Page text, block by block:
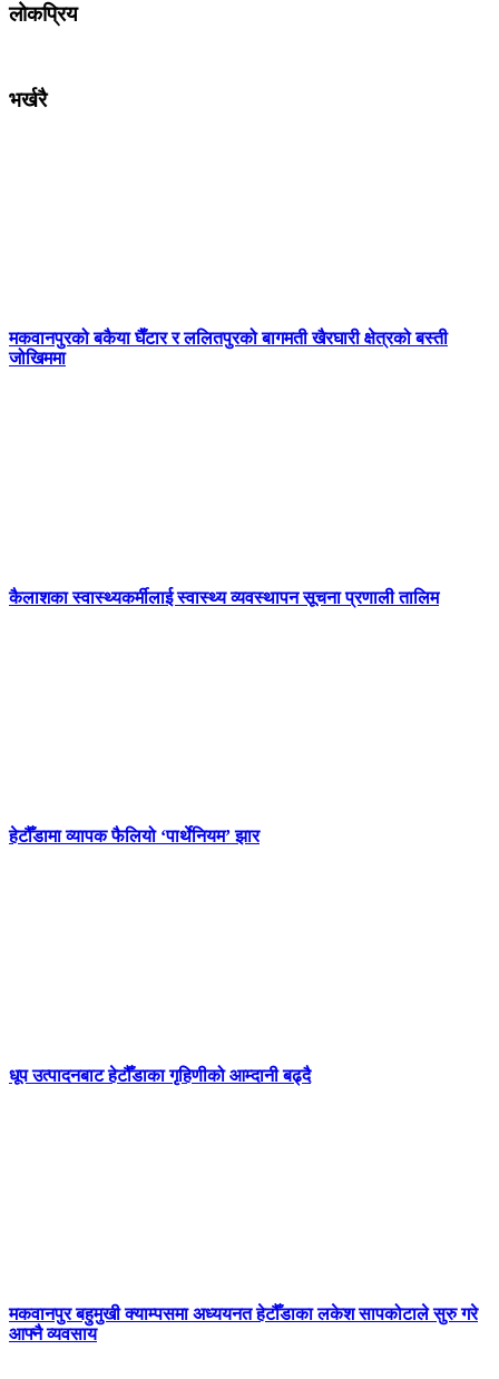
लोकप्रिय
भर्खरै
मकवानपुरको बकैया घैँटार र ललितपुरको बागमती खैरघारी क्षेत्रको बस्ती
जोखिममा
कैलाशका स्वास्थ्यकर्मीलाई स्वास्थ्य व्यवस्थापन सूचना प्रणाली तालिम
हेटौँडामा व्यापक फैलियो ‘पार्थेनियम’ झार
धूप उत्पादनबाट हेटौँडाका गृहिणीको आम्दानी बढ्दै
मकवानपुर बहुमुखी क्याम्पसमा अध्ययनत हेटौँडाका लकेश सापकोटाले सुरु गरे
आफ्नै व्यवसाय